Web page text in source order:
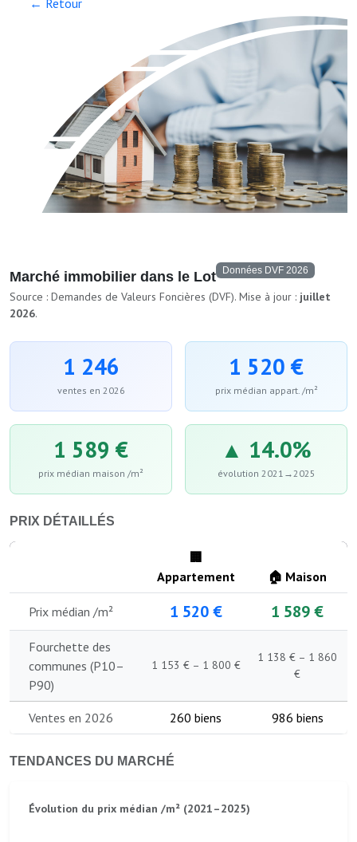
Marché immobilier dans le Lot Données DVF 2026
Source : Demandes de Valeurs Foncières (DVF). Mise à jour : juillet
2026.
1 246
ventes en 2026
1 520 €
prix médian appart. /m²
1 589 €
prix médian maison /m²
▲ 14.0%
évolution 2021→2025
PRIX DÉTAILLÉS
🏢
Appartement
🏠 Maison
Prix médian /m² 1 520 € 1 589 €
Fourchette des
communes (P10–
P90)
1 153 € – 1 800 €
1 138 € – 1 860
€
Ventes en 2026 260 biens 986 biens
TENDANCES DU MARCHÉ
Évolution du prix médian /m² (2021–2025)